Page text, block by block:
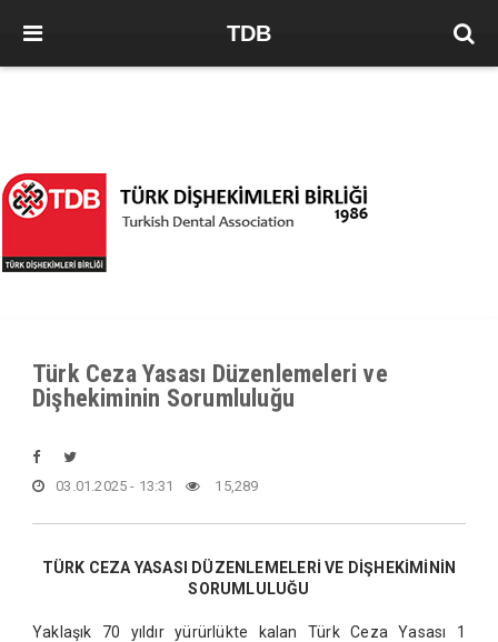
TDB
Türk Ceza Yasası Düzenlemeleri ve
Dişhekiminin Sorumluluğu
03.01.2025 - 13:31 15,289
TÜRK CEZA YASASI DÜZENLEMELERİ VE DİŞHEKİMİNİN
SORUMLULUĞU
Yaklaşık 70 yıldır yürürlükte kalan Türk Ceza Yasası 1